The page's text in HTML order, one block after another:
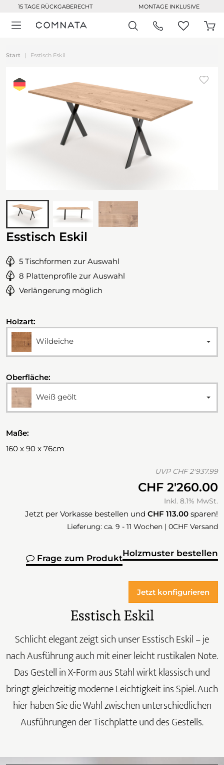
15 TAGE RÜCKGABERECHT MONTAGE INKLUSIVE
Start Esstisch Eskil
Esstisch Eskil
5 Tischformen zur Auswahl
8 Plattenprofile zur Auswahl
Verlängerung möglich
Holzart:
Wildeiche
Oberfläche:
Weiß geölt
Maße:
160 x 90 x 76cm
UVP CHF 2'937.99
CHF 2'260.00
Inkl. 8.1% MwSt.
Jetzt per Vorkasse bestellen und CHF 113.00 sparen!
Lieferung: ca. 9 - 11 Wochen | 0CHF Versand
Holzmuster bestellen
Frage zum Produkt
Jetzt konfigurieren
Esstisch Eskil
Schlicht elegant zeigt sich unser Esstisch Eskil – je
nach Ausführung auch mit einer leicht rustikalen Note.
Das Gestell in X-Form aus Stahl wirkt klassisch und
bringt gleichzeitig moderne Leichtigkeit ins Spiel. Auch
hier haben Sie die Wahl zwischen unterschiedlichen
Ausführungen der Tischplatte und des Gestells.